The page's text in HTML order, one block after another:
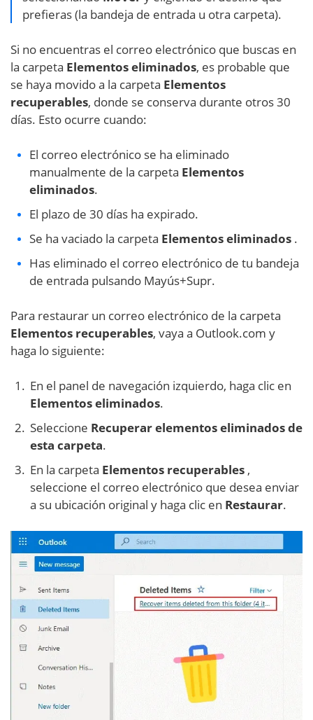
prefieras (la bandeja de entrada u otra carpeta).
Si no encuentras el correo electrónico que buscas en
la carpeta Elementos eliminados, es probable que
se haya movido a la carpeta Elementos
recuperables, donde se conserva durante otros 30
días. Esto ocurre cuando:
El correo electrónico se ha eliminado
manualmente de la carpeta Elementos
eliminados.
El plazo de 30 días ha expirado.
Se ha vaciado la carpeta Elementos eliminados .
Has eliminado el correo electrónico de tu bandeja
de entrada pulsando Mayús+Supr.
Para restaurar un correo electrónico de la carpeta
Elementos recuperables, vaya a Outlook.com y
haga lo siguiente:
En el panel de navegación izquierdo, haga clic en
Elementos eliminados.
Seleccione Recuperar elementos eliminados de
esta carpeta.
En la carpeta Elementos recuperables ,
seleccione el correo electrónico que desea enviar
a su ubicación original y haga clic en Restaurar.